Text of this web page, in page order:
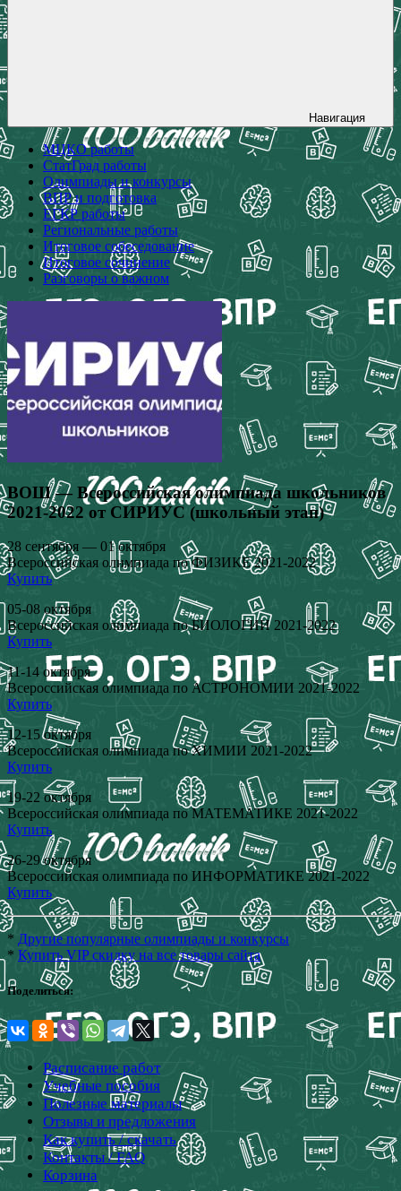
Навигация
МЦКО работы
СтатГрад работы
Олимпиады и конкурсы
ВПР и подготовка
ЕГКР работы
Региональные работы
Итоговое собеседование
Итоговое сочинение
Разговоры о важном
ВОШ — Всероссийская олимпиада школьников
2021-2022 от СИРИУС (школьный этап)
28 сентября — 01 октября
Всероссийская олимпиада по ФИЗИКЕ 2021-2022
Купить
05-08 октября
Всероссийская олимпиада по БИОЛОГИИ 2021-2022
Купить
11-14 октября
Всероссийская олимпиада по АСТРОНОМИИ 2021-2022
Купить
12-15 октября
Всероссийская олимпиада по ХИМИИ 2021-2022
Купить
19-22 октября
Всероссийская олимпиада по МАТЕМАТИКЕ 2021-2022
Купить
26-29 октября
Всероссийская олимпиада по ИНФОРМАТИКЕ 2021-2022
Купить
* Другие популярные олимпиады и конкурсы
* Купить VIP скидку на все товары сайта
Поделиться:
Расписание работ
Учебные пособия
Полезные материалы
Отзывы и предложения
Как купить / скачать
Контакты / FAQ
Корзина